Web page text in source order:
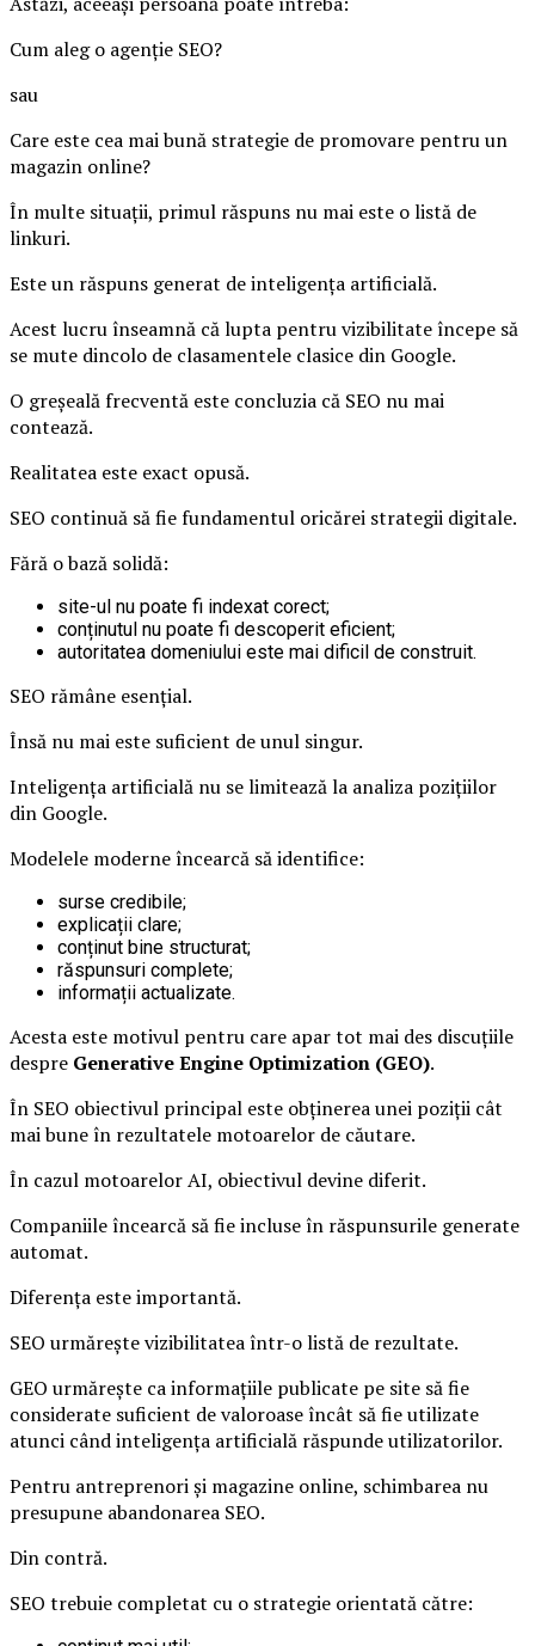
Cum aleg o agenție SEO?
sau
Care este cea mai bună strategie de promovare pentru un
magazin online?
În multe situații, primul răspuns nu mai este o listă de
linkuri.
Este un răspuns generat de inteligența artificială.
Acest lucru înseamnă că lupta pentru vizibilitate începe să
se mute dincolo de clasamentele clasice din Google.
O greșeală frecventă este concluzia că SEO nu mai
contează.
Realitatea este exact opusă.
SEO continuă să fie fundamentul oricărei strategii digitale.
Fără o bază solidă:
site-ul nu poate fi indexat corect;
conținutul nu poate fi descoperit eficient;
autoritatea domeniului este mai dificil de construit.
SEO rămâne esențial.
Însă nu mai este suficient de unul singur.
Inteligența artificială nu se limitează la analiza pozițiilor
din Google.
Modelele moderne încearcă să identifice:
surse credibile;
explicații clare;
conținut bine structurat;
răspunsuri complete;
informații actualizate.
Acesta este motivul pentru care apar tot mai des discuțiile
despre Generative Engine Optimization (GEO).
În SEO obiectivul principal este obținerea unei poziții cât
mai bune în rezultatele motoarelor de căutare.
În cazul motoarelor AI, obiectivul devine diferit.
Companiile încearcă să fie incluse în răspunsurile generate
automat.
Diferența este importantă.
SEO urmărește vizibilitatea într-o listă de rezultate.
GEO urmărește ca informațiile publicate pe site să fie
considerate suficient de valoroase încât să fie utilizate
atunci când inteligența artificială răspunde utilizatorilor.
Pentru antreprenori și magazine online, schimbarea nu
presupune abandonarea SEO.
Din contră.
SEO trebuie completat cu o strategie orientată către: